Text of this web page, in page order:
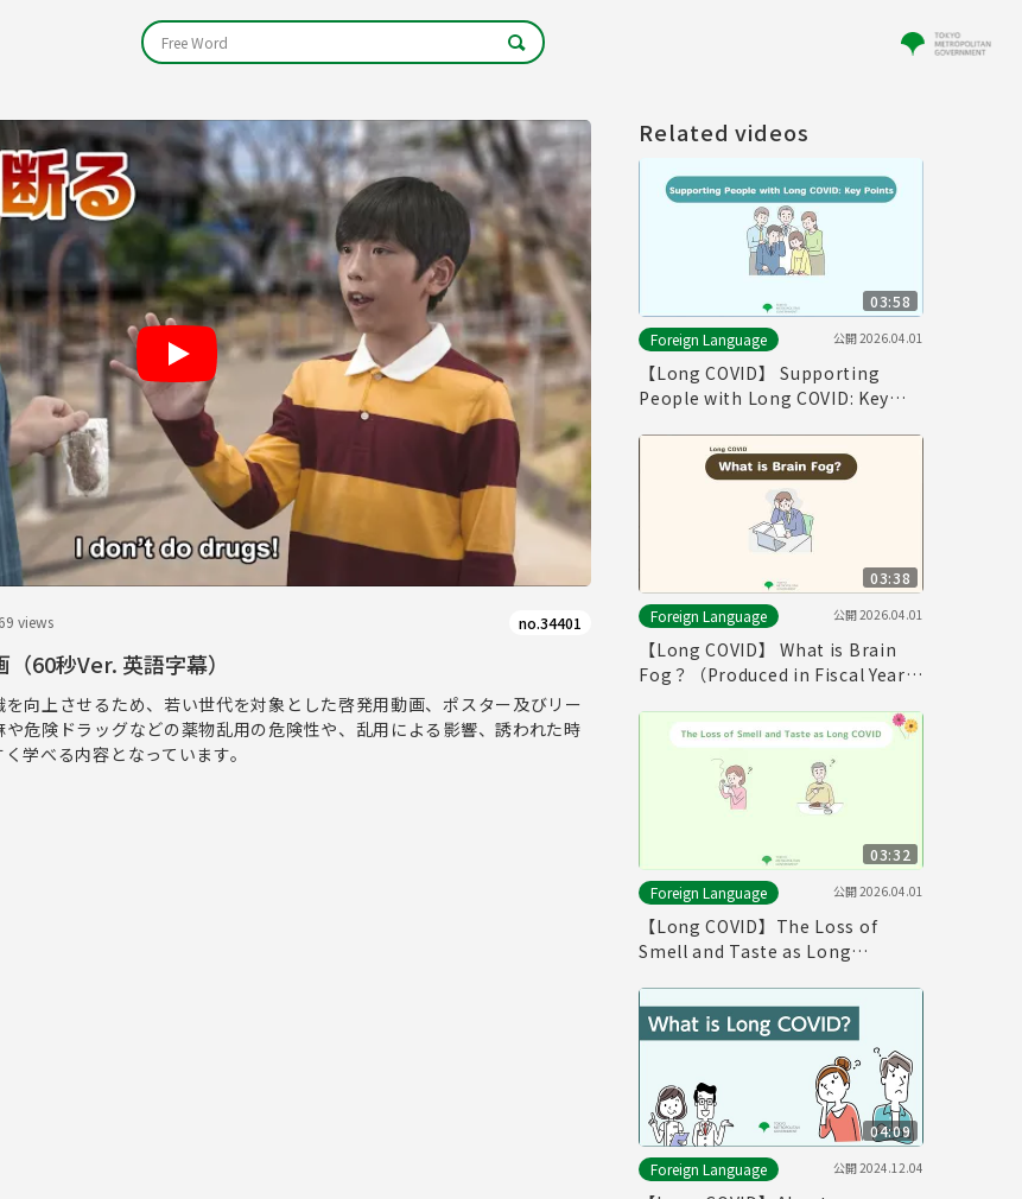
views no.34401
60秒Ver. 英語字幕）
向上させるため、若い世代を対象とした啓発用動画、ポスター及びリー
危険ドラッグなどの薬物乱用の危険性や、乱用による影響、誘われた時
学べる内容となっています。
Related videos
03:58
Foreign Language
公開2026.04.01
【Long COVID】 Supporting
People with Long COVID: Key
2025）
03:38
Foreign Language
公開2026.04.01
【Long COVID】 What is Brain
Fog？（Produced in Fiscal Year
03:32
Foreign Language
公開2026.04.01
【Long COVID】The Loss of
Smell and Taste as Long
2025）
04:09
Foreign Language
公開2024.12.04